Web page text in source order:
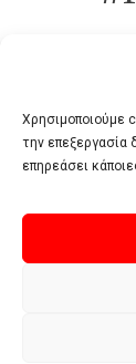
Χρησιμοποιούμε
την επεξεργασία
επηρεάσει
Πολυτέλεια δεν